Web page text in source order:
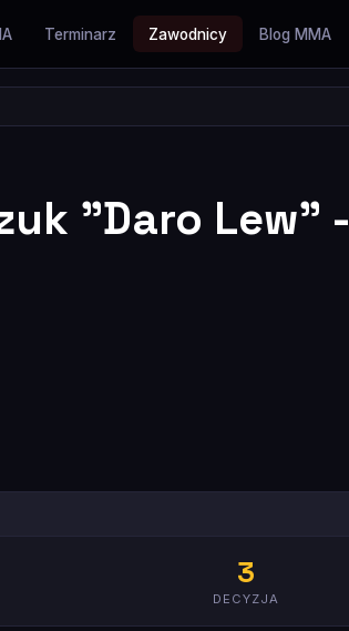
Terminarz Zawodnicy Blog MMA
"Daro Lew" -
3
DECYZJA